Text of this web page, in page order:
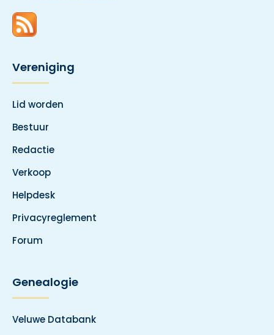
Vereniging
Lid worden
Bestuur
Redactie
Verkoop
Helpdesk
Privacyreglement
Forum
Genealogie
Veluwe Databank